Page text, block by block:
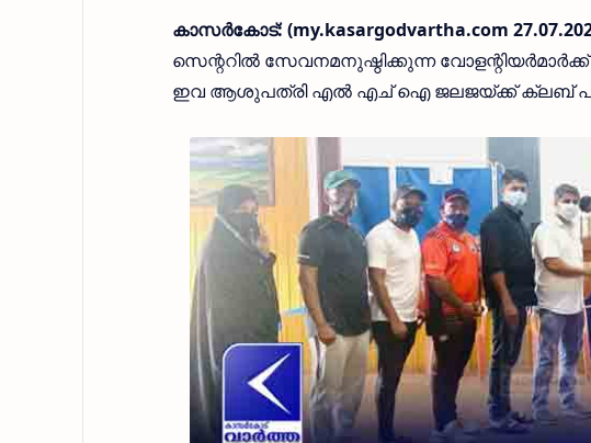
കാസർകോട്: (my.kasargodvartha.com
സെന്ററിൽ സേവനമനുഷ്ഠിക്കുന്ന
ഇവ ആശുപത്രി എൽ എച് ഐ ജലജയ്ക്ക് ക്ലബ്